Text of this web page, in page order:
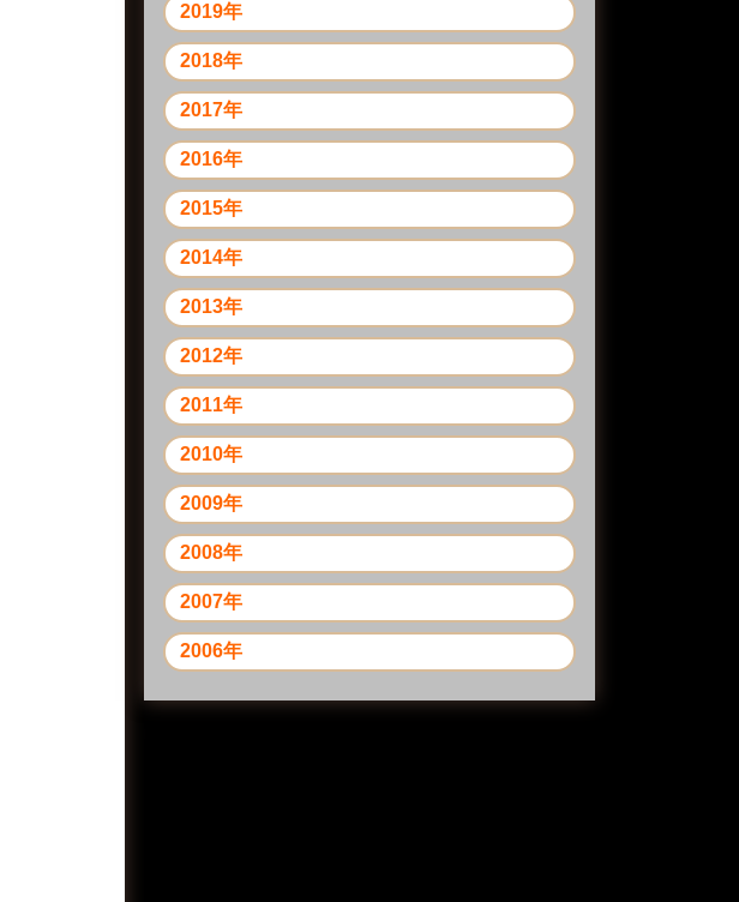
2019年
2018年
2017年
2016年
2015年
2014年
2013年
2012年
2011年
2010年
2009年
2008年
2007年
2006年